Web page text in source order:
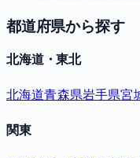
都道府県から探す
北海道・東北
北海道青森県岩手県宮
関東